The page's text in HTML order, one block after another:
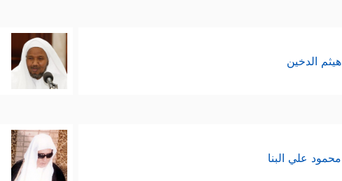
هيثم الدخين
محمود علي البنا